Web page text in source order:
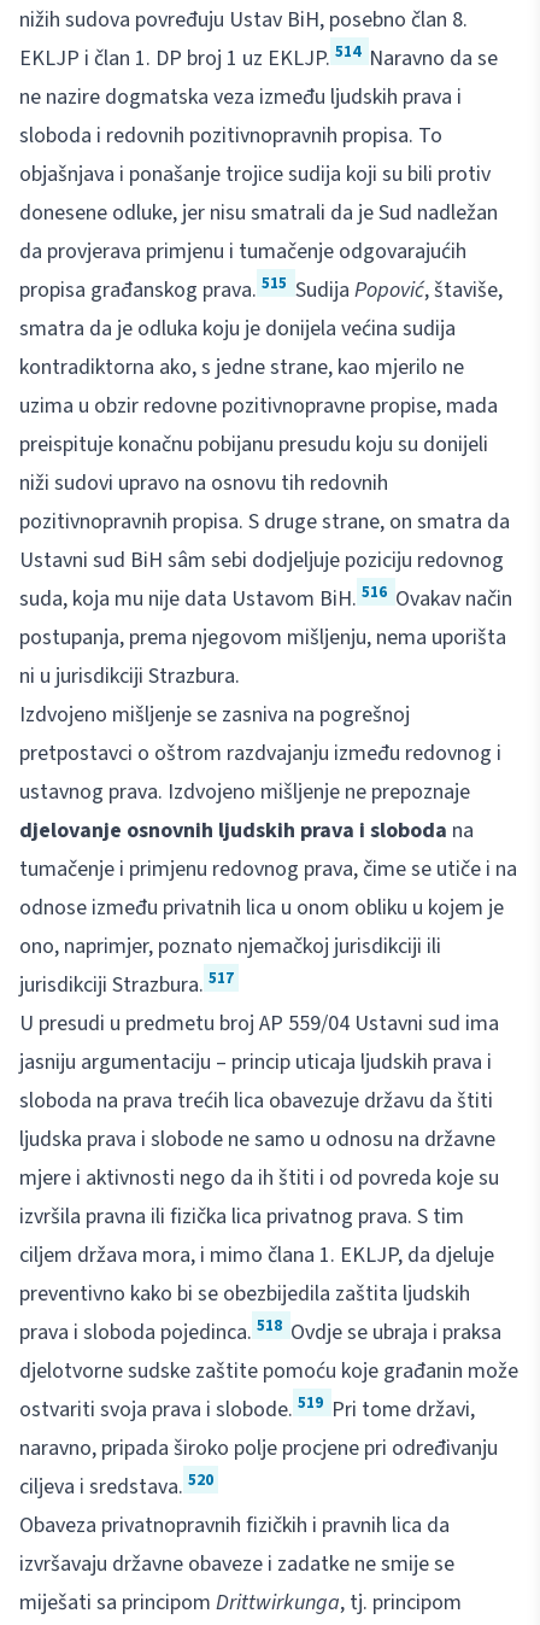
nižih sudova povređuju Ustav BiH, posebno član 8.
EKLJP i član 1. DP broj 1 uz EKLJP. 514 Naravno da se
ne nazire dogmatska veza između ljudskih prava i
sloboda i redovnih pozitivnopravnih propisa. To
objašnjava i ponašanje trojice sudija koji su bili protiv
donesene odluke, jer nisu smatrali da je Sud nadležan
da provjerava primjenu i tumačenje odgovarajućih
propisa građanskog prava. 515 Sudija Popović, štaviše,
smatra da je odluka koju je donijela većina sudija
kontradiktorna ako, s jedne strane, kao mjerilo ne
uzima u obzir redovne pozitivnopravne propise, mada
preispituje konačnu pobijanu presudu koju su donijeli
niži sudovi upravo na osnovu tih redovnih
pozitivnopravnih propisa. S druge strane, on smatra da
Ustavni sud BiH sâm sebi dodjeljuje poziciju redovnog
suda, koja mu nije data Ustavom BiH. 516 Ovakav način
postupanja, prema njegovom mišljenju, nema uporišta
ni u jurisdikciji Strazbura.
Izdvojeno mišljenje se zasniva na pogrešnoj
pretpostavci o oštrom razdvajanju između redovnog i
ustavnog prava. Izdvojeno mišljenje ne prepoznaje
djelovanje osnovnih ljudskih prava i sloboda na
tumačenje i primjenu redovnog prava, čime se utiče i na
odnose između privatnih lica u onom obliku u kojem je
ono, naprimjer, poznato njemačkoj jurisdikciji ili
jurisdikciji Strazbura. 517
U presudi u predmetu broj AP 559/04 Ustavni sud ima
jasniju argumentaciju – princip uticaja ljudskih prava i
sloboda na prava trećih lica obavezuje državu da štiti
ljudska prava i slobode ne samo u odnosu na državne
mjere i aktivnosti nego da ih štiti i od povreda koje su
izvršila pravna ili fizička lica privatnog prava. S tim
ciljem država mora, i mimo člana 1. EKLJP, da djeluje
preventivno kako bi se obezbijedila zaštita ljudskih
prava i sloboda pojedinca. 518 Ovdje se ubraja i praksa
djelotvorne sudske zaštite pomoću koje građanin može
ostvariti svoja prava i slobode. 519 Pri tome državi,
naravno, pripada široko polje procjene pri određivanju
ciljeva i sredstava. 520
Obaveza privatnopravnih fizičkih i pravnih lica da
izvršavaju državne obaveze i zadatke ne smije se
miješati sa principom Drittwirkunga, tj. principom